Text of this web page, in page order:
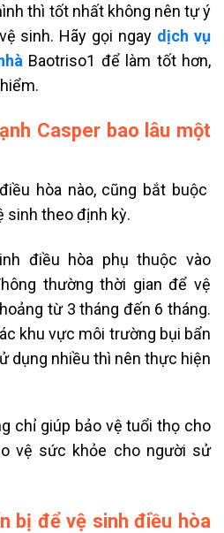
thì tốt nhất không nên tự ý
sinh. Hãy gọi ngay dịch vụ
Baotriso1 để làm tốt hơn,
Casper bao lâu một
hòa nào, cũng bắt buộc
sinh theo định kỳ.
điều hòa phụ thuộc vào
thường thời gian để vệ
từ 3 tháng đến 6 tháng.
khu vực môi trường bụi bẩn
dụng nhiều thì nên thực hiện
chỉ giúp bảo vệ tuổi thọ cho
vệ sức khỏe cho người sử
bị để vệ sinh điều hòa